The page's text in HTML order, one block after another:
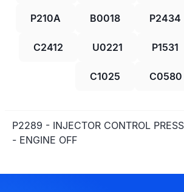
P210A B0018 P2434
C2412 U0221 P1531
C1025 C0580
P2289 - INJECTOR CONTROL
- ENGINE OFF